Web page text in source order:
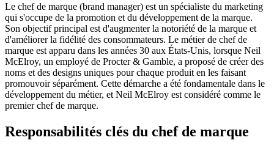
Le chef de marque (brand manager) est un spécialiste du marketing
qui s'occupe de la promotion et du développement de la marque.
Son objectif principal est d'augmenter la notoriété de la marque et
d'améliorer la fidélité des consommateurs. Le métier de chef de
marque est apparu dans les années 30 aux États-Unis, lorsque Neil
McElroy, un employé de Procter & Gamble, a proposé de créer des
noms et des designs uniques pour chaque produit en les faisant
promouvoir séparément. Cette démarche a été fondamentale dans le
développement du métier, et Neil McElroy est considéré comme le
premier chef de marque.
Responsabilités clés du chef de marque